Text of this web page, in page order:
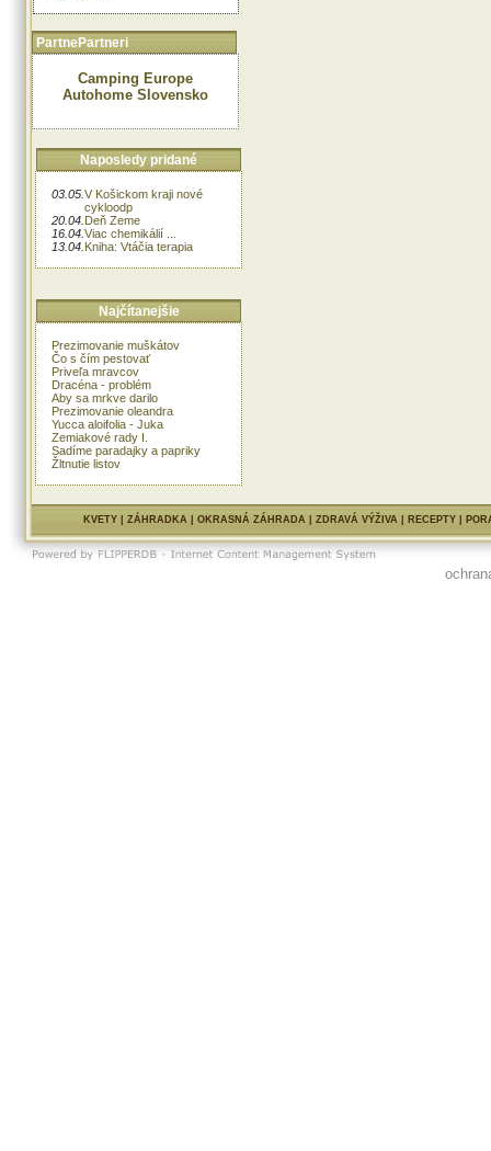
PartnePartneri
Camping Europe
Autohome Slovensko
Naposledy pridané
03.05. V Košickom kraji nové
cykloodp
20.04. Deň Zeme
16.04. Viac chemikálií ...
13.04. Kniha: Vtáčia terapia
Najčítanejšie
Prezimovanie muškátov
Čo s čím pestovať
Priveľa mravcov
Dracéna - problém
Aby sa mrkve darilo
Prezimovanie oleandra
Yucca aloifolia - Juka
Zemiakové rady I.
Sadíme paradajky a papriky
Žltnutie listov
KVETY| ZÁHRADKA| OKRASNÁ ZÁHRADA| ZDRAVÁ VÝŽIVA| RECEPTY|